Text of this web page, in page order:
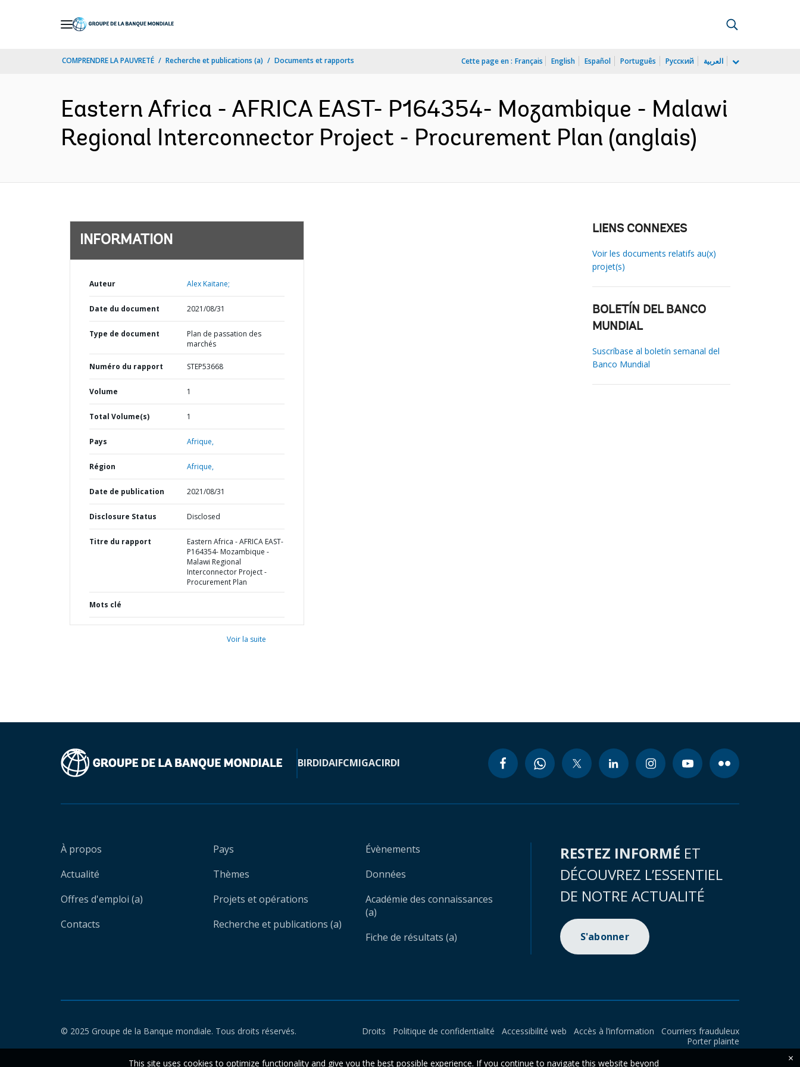
COMPRENDRE LA PAUVRETÉ Recherche et publications (a) Documents et rapports Cette page en : Français English Español Português Русский العربية
Eastern Africa - AFRICA EAST- P164354- Mozambique - Malawi
Regional Interconnector Project - Procurement Plan (anglais)
INFORMATION
Auteur Alex Kaitane;
Date du document 2021/08/31
Type de document
Plan de passation des
marchés
Numéro du rapport STEP53668
Volume 1
Total Volume(s) 1
Pays Afrique,
Région Afrique,
Date de publication 2021/08/31
Disclosure Status Disclosed
Titre du rapport
Eastern Africa - AFRICA EAST-
P164354- Mozambique -
Malawi Regional
Interconnector Project -
Procurement Plan
Mots clé
Voir la suite
LIENS CONNEXES
Voir les documents relatifs au(x)
projet(s)
BOLETÍN DEL BANCO
MUNDIAL
Suscríbase al boletín semanal del
Banco Mundial
BIRDIDAIFCMIGACIRDI
À propos
Actualité
Offres d'emploi (a)
Contacts
Pays
Thèmes
Projets et opérations
Recherche et publications (a)
Évènements
Données
Académie des connaissances
(a)
Fiche de résultats (a)
RESTEZ INFORMÉ ET
DÉCOUVREZ L’ESSENTIEL
DE NOTRE ACTUALITÉ
S'abonner
© 2025 Groupe de la Banque mondiale. Tous droits réservés. Droits Politique de confidentialité Accessibilité web Accès à l’information
Courriers frauduleux
Porter plainte
This site uses cookies to optimize functionality and give you the best possible experience. If you continue to navigate this website beyond
×